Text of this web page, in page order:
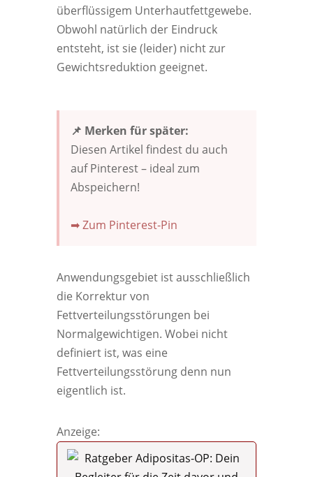
überflüssigem Unterhautfettgewebe.
Obwohl natürlich der Eindruck
entsteht, ist sie (leider) nicht zur
Gewichtsreduktion geeignet.
📌 Merken für später:
Diesen Artikel findest du auch
auf Pinterest – ideal zum
Abspeichern!
➡ Zum Pinterest-Pin
Anwendungsgebiet ist ausschließlich
die Korrektur von
Fettverteilungsstörungen bei
Normalgewichtigen. Wobei nicht
definiert ist, was eine
Fettverteilungsstörung denn nun
eigentlich ist.
Anzeige: